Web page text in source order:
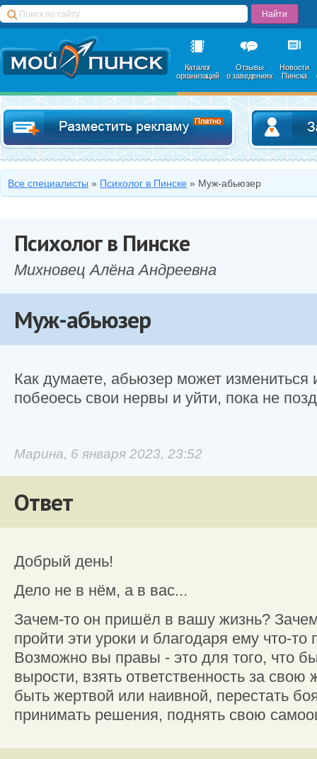
Каталог
организаций
Отзывы
о заведениях
Новости
Пинска
Добавить в
Все специалисты » Психолог в Пинске » Муж-абьюзер
Психолог в Пинске
Михновец Алёна Андреевна
Муж-абьюзер
Как думаете, абьюзер может измениться
побеоесь свои нервы и уйти, пока не
Марина, 6 января 2023, 23:52
Ответ
Добрый день!
Дело не в нём, а в вас...
Зачем-то он пришёл в вашу жизнь?
пройти эти уроки и благодаря ему что-то
Возможно вы правы - это для того, что
вырости, взять ответственность за свою
быть жертвой или наивной, перестать
принимать решения, поднять свою